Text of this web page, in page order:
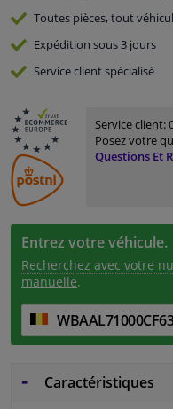
Toutes pièces, tout
Expédition sous 3 jours
Serviceclient spécialisé
Service client:
Posez votre
Questions Et
Entrez votre véhicule.
Recherchez avec votre
manuelle.
Caractéristiques